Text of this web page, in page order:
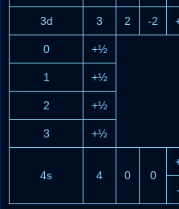
3d 3 2 -2
0 +½
1 +½
2 +½
3 +½
4s 4 0 0